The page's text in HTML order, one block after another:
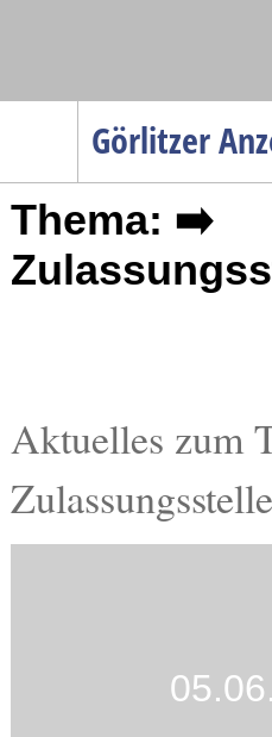
Görlitzer
Menüpunkte
Startseite
Gesellschaft
Gesundheit
Kultur
Thema: ➡️
Aktuelles zum
Zulassungsstelle